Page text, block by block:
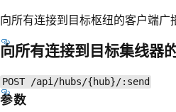
向所有连接到目标枢纽的客户端广
向所有连接到目标集线器
POST /api/hubs/{hub}/:send
参数